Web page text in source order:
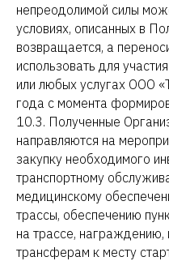
непреодолимой силы
условиях, описанных в
возвращается, а
использовать для
или любых услугах ООО
года с момента
10.3. Полученные
направляются на
закупку необходимого
транспортному
медицинскому
трассы, обеспечению
на трассе, награждению,
трансферам к месту